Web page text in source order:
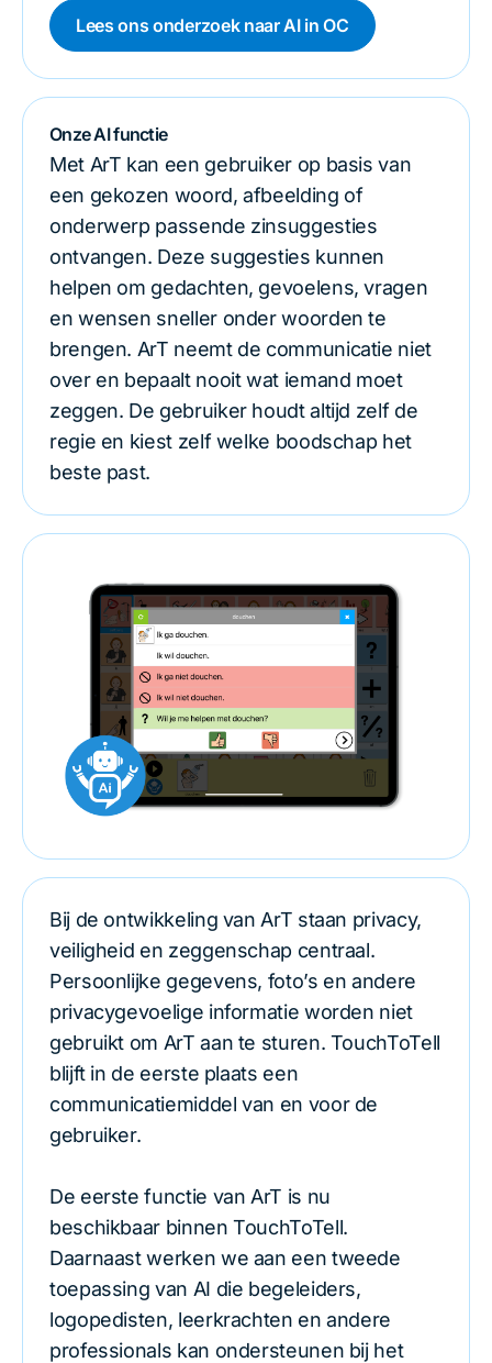
Lees ons onderzoek naar AI in OC
Onze AI functie
Met ArT kan een gebruiker op basis van
een gekozen woord, afbeelding of
onderwerp passende zinsuggesties
ontvangen. Deze suggesties kunnen
helpen om gedachten, gevoelens, vragen
en wensen sneller onder woorden te
brengen. ArT neemt de communicatie niet
over en bepaalt nooit wat iemand moet
zeggen. De gebruiker houdt altijd zelf de
regie en kiest zelf welke boodschap het
beste past.
Bij de ontwikkeling van ArT staan privacy,
veiligheid en zeggenschap centraal.
Persoonlijke gegevens, foto’s en andere
privacygevoelige informatie worden niet
gebruikt om ArT aan te sturen. TouchToTell
blijft in de eerste plaats een
communicatiemiddel van en voor de
gebruiker.
De eerste functie van ArT is nu
beschikbaar binnen TouchToTell.
Daarnaast werken we aan een tweede
toepassing van AI die begeleiders,
logopedisten, leerkrachten en andere
professionals kan ondersteunen bij het